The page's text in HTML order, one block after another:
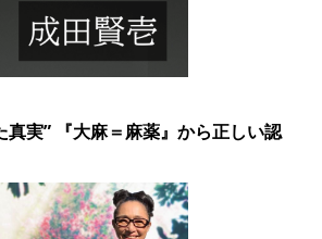
真実” 『大麻＝麻薬』から正しい認